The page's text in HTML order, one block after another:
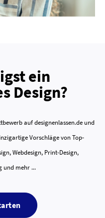
ein
Design?
auf designenlassen.de und
Vorschläge von Top-
Webdesign, Print-Design,
und mehr ...